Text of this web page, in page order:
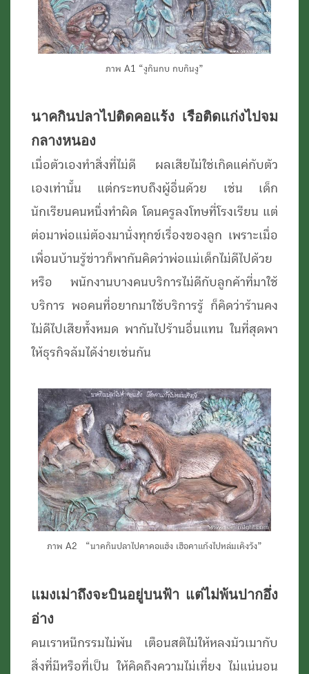
ภาพ A1 “งูกินกบ กบกินงู”
นาคกินปลาไปติดคอแร้ง เรือติดแก่งไปจม
กลางหนอง
เมื่อตัวเองทำสิ่งที่ไม่ดี ผลเสียไม่ใช่เกิดแค่กับตัว
เองเท่านั้น แต่กระทบถึงผู้อื่นด้วย เช่น เด็ก
นักเรียนคนหนึ่งทำผิด โดนครูลงโทษที่โรงเรียน แต่
ต่อมาพ่อแม่ต้องมานั่งทุกข์เรื่องของลูก เพราะเมื่อ
เพื่อนบ้านรู้ข่าวก็พากันคิดว่าพ่อแม่เด็กไม่ดีไปด้วย
หรือ พนักงานบางคนบริการไม่ดีกับลูกค้าที่มาใช้
บริการ พอคนที่อยากมาใช้บริการรู้ ก็คิดว่าร้านคง
ไม่ดีไปเสียทั้งหมด พากันไปร้านอื่นแทน ในที่สุดพา
ให้ธุรกิจล้มได้ง่ายเช่นกัน
ภาพ A2 “นาคกินปลาไปคาคอแฮ้ง เฮือคาแก้งไปหล่มเคิงวัง”
แมงเม่าถึงจะบินอยู่บนฟ้า แต่ไม่พ้นปากอึ่ง
อ่าง
คนเราหนีกรรมไม่พ้น เตือนสติไม่ให้หลงมัวเมากับ
สิ่งที่มีหรือที่เป็น ให้คิดถึงความไม่เที่ยง ไม่แน่นอน